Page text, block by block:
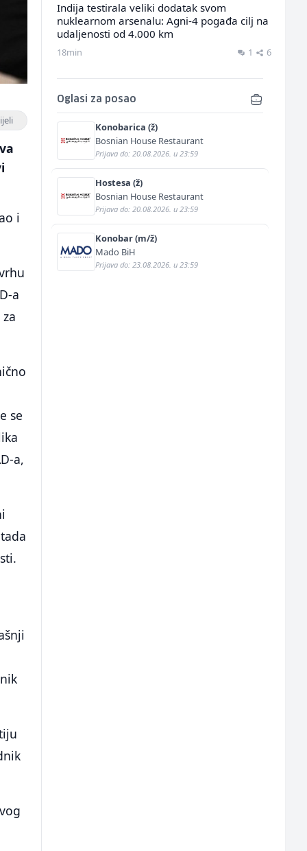
i
a
se
a,
Indija testirala veliki dodatak svom
nuklearnom arsenalu: Agni-4 pogađa cilj na
udaljenosti od 4.000 km
18min 1 6
Oglasi za posao
Konobarica (ž)
Bosnian House Restaurant
Prijava do: 20.08.2026. u 23:59
Hostesa (ž)
Bosnian House Restaurant
Prijava do: 20.08.2026. u 23:59
Konobar (m/ž)
Mado BiH
Prijava do: 23.08.2026. u 23:59